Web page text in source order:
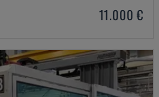
11.000 €